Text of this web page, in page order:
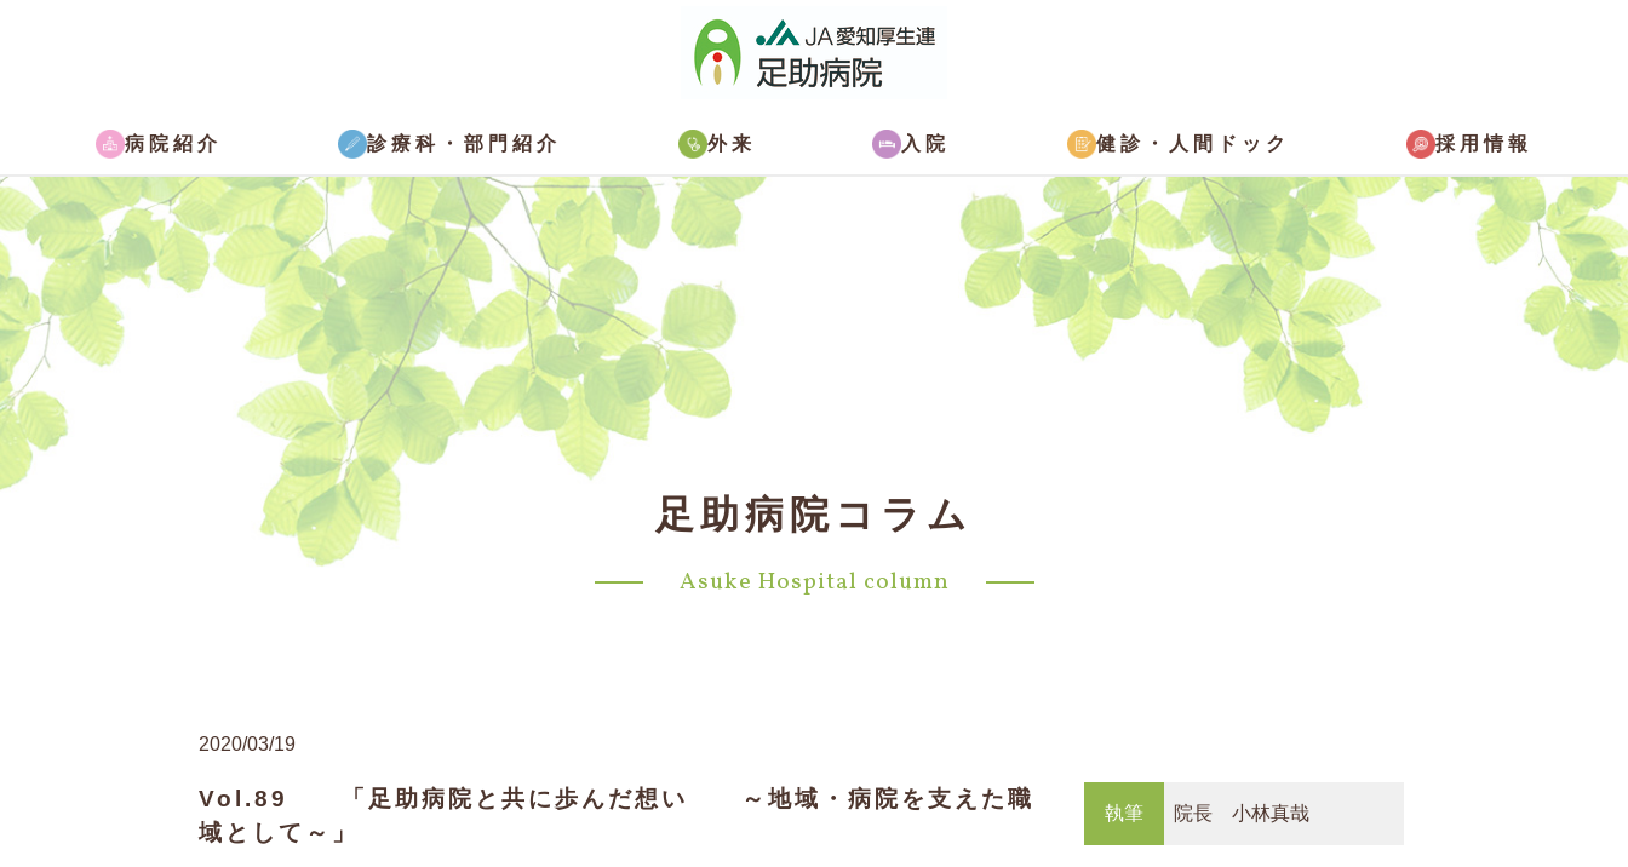
病院紹介 診療科・部門紹介 外来 入院 健診・ 人間ドック 採用情報
足助病院コラム
Asuke Hospital column
2020/03/19
Vol.89 「足助病院と共に歩んだ想い ～地域・病院を支えた職
域として～」
執筆 院長 小林真哉